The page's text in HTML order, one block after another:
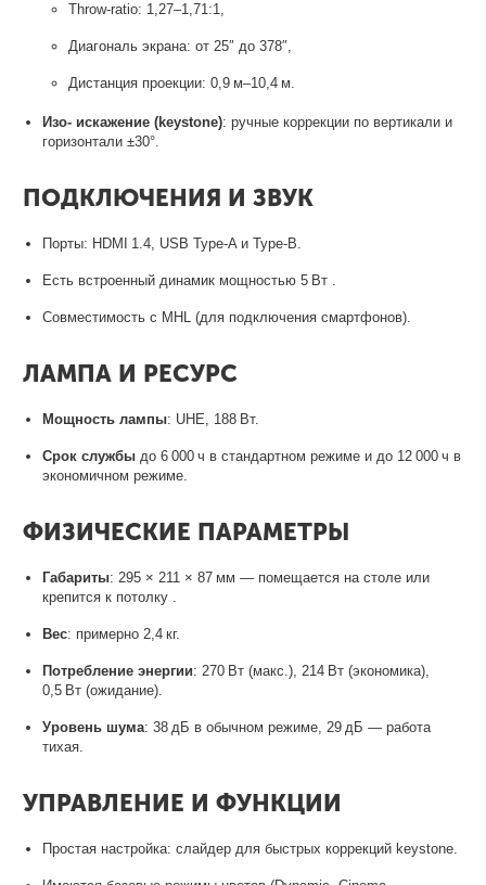
Throw-ratio: 1,27–1,71:1,
Диагональ экрана: от 25″ до 378″,
Дистанция проекции: 0,9 м–10,4 м.
Изо- искажение (keystone): ручные коррекции по вертикали и
горизонтали ±30°.
ПОДКЛЮЧЕНИЯ И ЗВУК
Порты: HDMI 1.4, USB Type‑A и Type‑B.
Есть встроенный динамик мощностью 5 Вт .
Совместимость с MHL (для подключения смартфонов).
ЛАМПА И РЕСУРС
Мощность лампы: UHE, 188 Вт.
Срок службы до 6 000 ч в стандартном режиме и до 12 000 ч в
экономичном режиме.
ФИЗИЧЕСКИЕ ПАРАМЕТРЫ
Габариты: 295 × 211 × 87 мм — помещается на столе или
крепится к потолку .
Вес: примерно 2,4 кг.
Потребление энергии: 270 Вт (макс.), 214 Вт (экономика),
0,5 Вт (ожидание).
Уровень шума: 38 дБ в обычном режиме, 29 дБ — работа
тихая.
УПРАВЛЕНИЕ И ФУНКЦИИ
Простая настройка: слайдер для быстрых коррекций keystone.